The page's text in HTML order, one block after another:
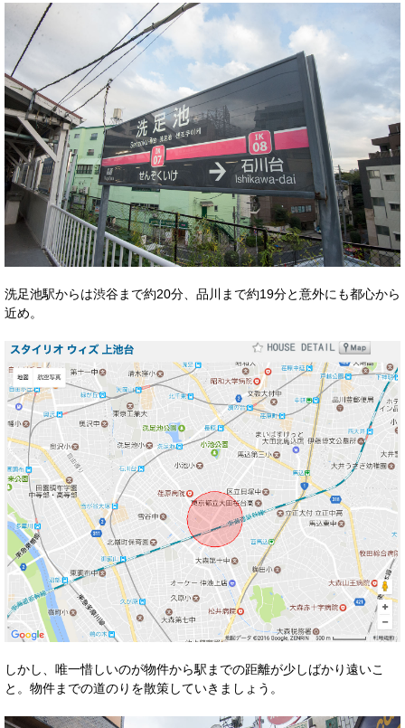
洗足池駅からは渋谷まで約20分、品川まで約19分と意外にも都心から
近め。
しかし、唯一惜しいのが物件から駅までの距離が少しばかり遠いこ
と。物件までの道のりを散策していきましょう。